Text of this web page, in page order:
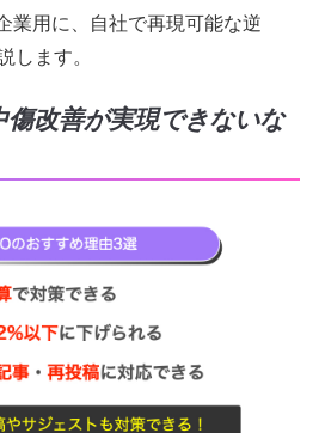
業用に、自社で再現可能な逆
します。
傷改善が実現できないな